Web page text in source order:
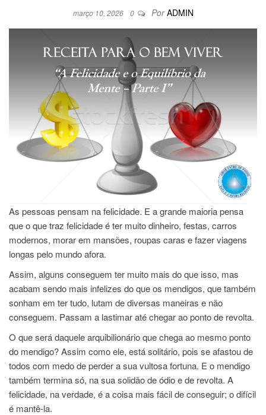
março 10, 2026 0 Por ADMIN
As pessoas pensam na felicidade. E a grande maioria pensa
que o que traz felicidade é ter muito dinheiro, festas, carros
modernos, morar em mansões, roupas caras e fazer viagens
longas pelo mundo afora.
Assim, alguns conseguem ter muito mais do que isso, mas
acabam sendo mais infelizes do que os mendigos, que também
sonham em ter tudo, lutam de diversas maneiras e não
conseguem. Passam a lastimar até chegar ao ponto de revolta.
O que será daquele arquibilionário que chega ao mesmo ponto
do mendigo? Assim como ele, está solitário, pois se afastou de
todos com medo de perder a sua vultosa fortuna. E o mendigo
também termina só, na sua solidão de ódio e de revolta. A
felicidade, na verdade, é a coisa mais fácil de conseguir; o difícil
é mantê-la.